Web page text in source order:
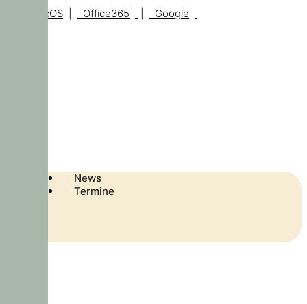
iOS, macOS Office365 Google
News
Termine